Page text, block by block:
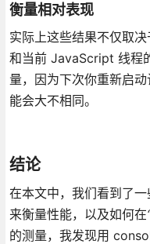
衡量相对表现
实际上这些结果不仅取
和当前 JavaScript 线程
量，因为下次你重新启
能会大不相同。
结论
在本文中，我们看到了
来衡量性能，以及如何在
的测量，我发现用